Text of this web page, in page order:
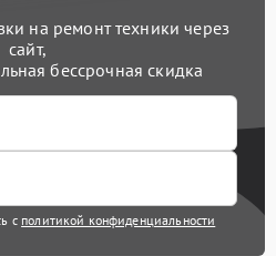
на ремонт техники через
сайт,
бессрочная скидка
с политикой конфиденциальности